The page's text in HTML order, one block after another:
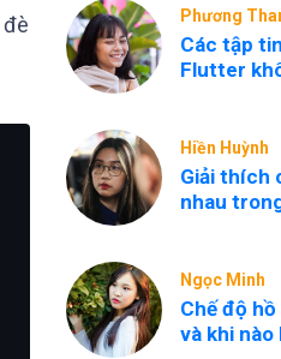
đè
Phương
Các tập
Flutter
Hiền Huỳnh
Giải thích
nhau
Ngọc Minh
Chế độ
và khi nào